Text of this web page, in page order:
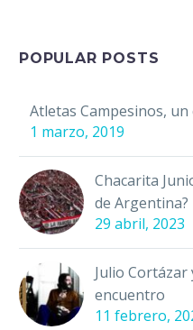
POPULAR POSTS
Atletas Campesinos,
1 marzo, 2019
Chacarita
de Argentina?
29 abril, 2023
Julio
encuentro
11 febrero,